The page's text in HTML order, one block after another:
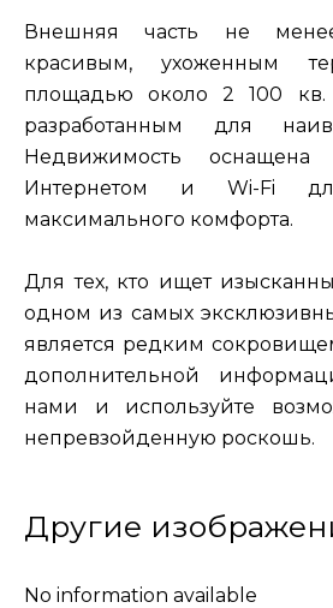
Внешняя часть не
красивым, ухоженным
площадью около 2 100
разработанным для
Недвижимость оснащена
Интернетом и Wi-Fi
максимального комфорта.
Для тех, кто ищет
одном из самых
является редким
дополнительной
нами и используйте
непревзойденную роскошь.
Другие
No information available